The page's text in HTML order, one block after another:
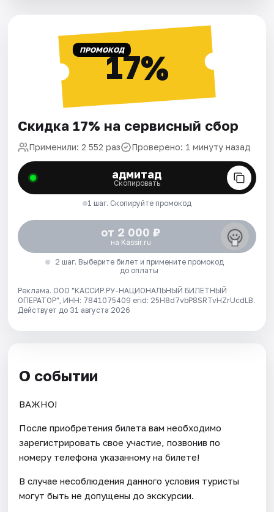
ПРОМОКОД17%
Скидка 17% на сервисный сбор
Применили: 2 552 раз Проверено: 1 минуту назад
адмитад
Скопировать
1 шаг. Скопируйте промокод
от 2 000 ₽
на Kassir.ru
2 шаг. Выберите билет и примените промокод
до оплаты
Реклама. ООО "КАССИР.РУ-НАЦИОНАЛЬНЫЙ БИЛЕТНЫЙ
ОПЕРАТОР", ИНН: 7841075409 erid: 25H8d7vbP8SRTvHZrUcdLB.
Действует до 31 августа 2026
О событии
ВАЖНО!
После приобретения билета вам необходимо
зарегистрировать свое участие, позвонив по
номеру телефона указанному на билете!
В случае несоблюдения данного условия туристы
могут быть не допущены до экскурсии.